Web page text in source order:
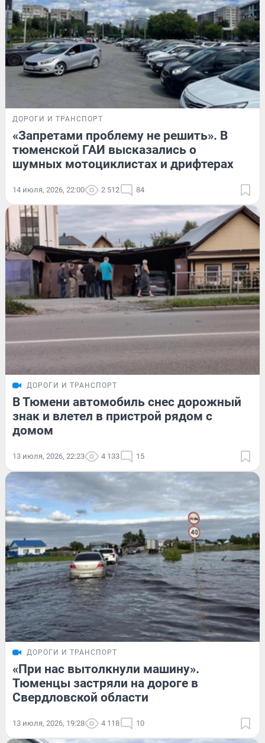
ДОРОГИ И ТРАНСПОРТ
«Запретами проблему не решить». В
тюменской ГАИ высказались о
шумных мотоциклистах и дрифтерах
14 июля, 2026, 22:00 2 512 84
ДОРОГИ И ТРАНСПОРТ
В Тюмени автомобиль снес дорожный
знак и влетел в пристрой рядом с
домом
13 июля, 2026, 22:23 4 133 15
ДОРОГИ И ТРАНСПОРТ
«При нас вытолкнули машину».
Тюменцы застряли на дороге в
Свердловской области
13 июля, 2026, 19:28 4 118 10